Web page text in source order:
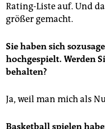
Rating-Liste auf. Und
größer gemacht.
Sie haben sich
hochgespielt. Werden
behalten?
Ja, weil man mich als
Basketball spielen